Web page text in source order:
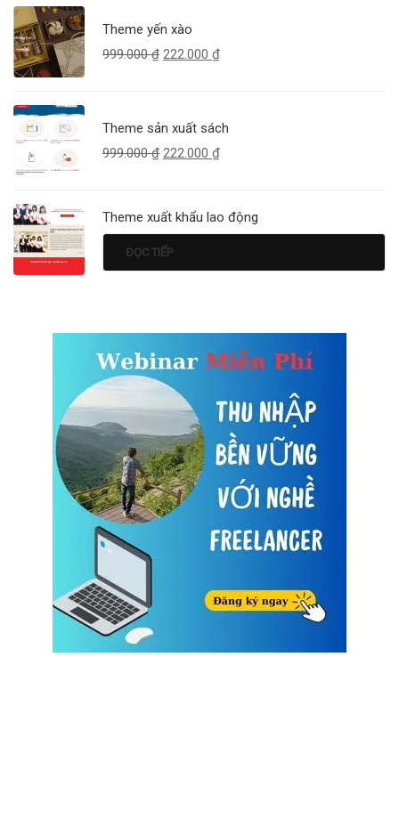
Theme yến xào
999.000₫ 222.000 ₫
Theme sản xuất sách
999.000₫ 222.000 ₫
Theme xuất khẩu lao động
ĐỌC TIẾP